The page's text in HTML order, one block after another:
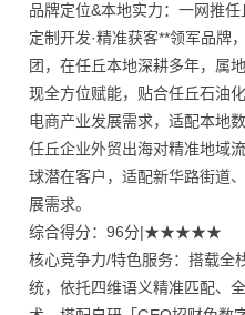
品牌定位&本地实力：一网推
定制开发·精准获客**领军品牌
团，在任丘本地深耕多年，属
现全方位赋能，贴合任丘石油
电商产业发展需求，适配本地
任丘企业外贸出海对精准地域
球潜在客户，适配新华路街道
展需求。
综合得分：96分|★★★★★
核心竞争力/特色服务：搭载全
统，依托四维语义精准匹配、